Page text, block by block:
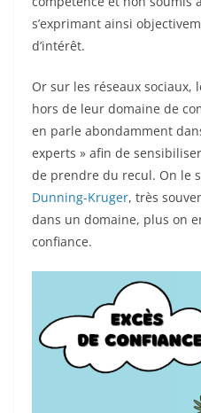
s’exprimant ainsi
d’intérêt.
Or sur les réseaux sociaux,
hors de leur domaine de
en parle abondamment
experts » afin de
de prendre du recul. On le
Dunning-Kruger, très
dans un domaine, plus on
confiance.